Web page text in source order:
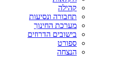
קהילה
תחבורה ונסיעות
מערכת החינוך
בישובים הדרוזים
ספורט
הנצחה